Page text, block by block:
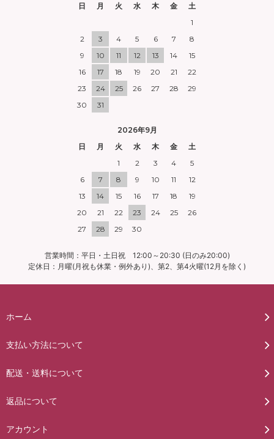
日
月 火 水 木 金
土
1
2
3 4 5 6 7
8
9
10 11 12 13 14
15
16
17 18 19 20 21
22
23
24 25 26 27 28
29
30
31
2026年9月
日
月 火 水 木 金
土
1
2 3 4
5
6
7 8 9 10 11
12
13
14 15 16 17 18
19
20
21 22 23 24 25
26
27
28 29 30
営業時間：平日・土日祝 12:00～20:30 (日のみ20:00)
定休日：月曜(月祝も休業・例外あり)、第2、第4火曜(12月を除く)
ホーム
支払い方法について
配送・送料について
返品について
アカウント